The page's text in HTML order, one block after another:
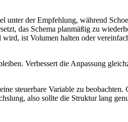
unter der Empfehlung, während
das Schema planmäßig zu
ist Volumen halten oder
Verbessert die Anpassung
steuerbare Variable zu
also sollte die Struktur lang